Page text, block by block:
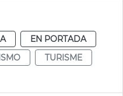
EN PORTADA
TURISME